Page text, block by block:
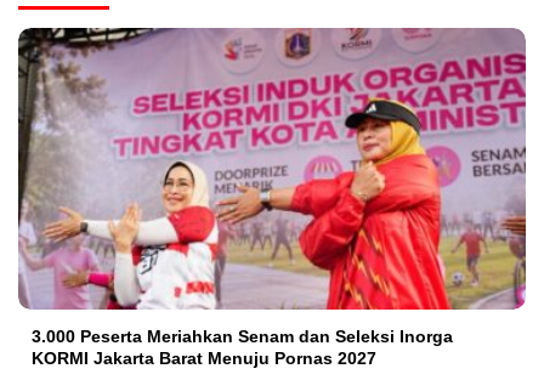
3.000 Peserta Meriahkan Senam dan Seleksi Inorga
KORMI Jakarta Barat Menuju Pornas 2027